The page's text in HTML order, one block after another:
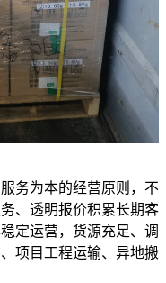
务为本的经营原则，不
、透明报价积累长期客
定运营，货源充足、调
项目工程运输、异地搬